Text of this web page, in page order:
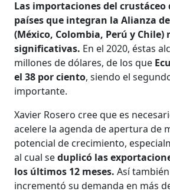
Las importaciones del crustáceo
países que integran la Alianza
(México, Colombia, Perú y Chile)
significativas. En el 2020, éstas
millones de dólares, de los que
el 38 por ciento, siendo el
importante.
Xavier Rosero cree que es
acelere la agenda de apertura de
potencial de crecimiento,
al cual seduplicó las
los últimos 12 meses.Así
incrementó su demanda en más